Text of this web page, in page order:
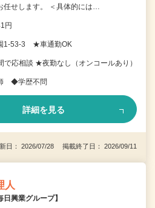
任せします。 ＜具体的には…
円
1-53-3 ★車通勤OK
で応相談 ★夜勤なし（オンコールあり）
◆学歴不問
詳細を見る
日： 2026/07/28 掲載終了日： 2026/09/11
人
興業グループ】